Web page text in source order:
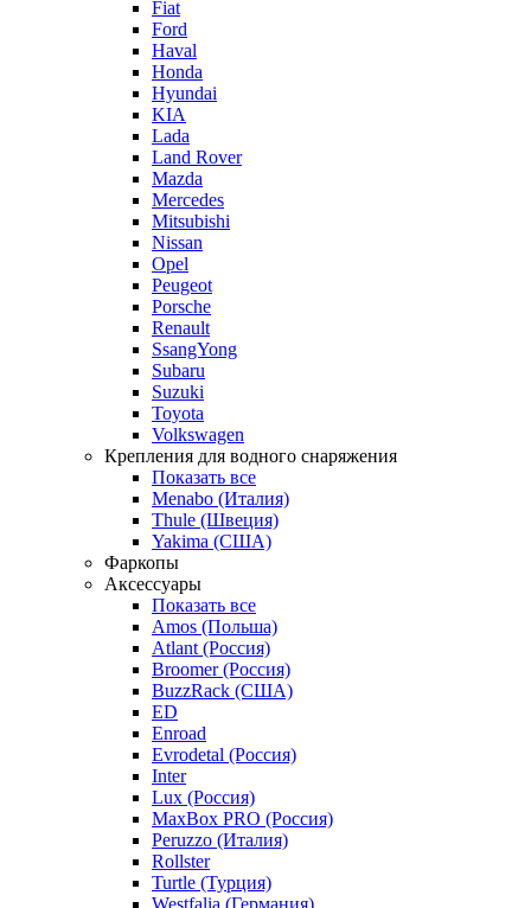
Fiat
Ford
Haval
Honda
Hyundai
KIA
Lada
Land Rover
Mazda
Mercedes
Mitsubishi
Nissan
Opel
Peugeot
Porsche
Renault
SsangYong
Subaru
Suzuki
Toyota
Volkswagen
Крепления для водного снаряжения
Показать все
Menabo (Италия)
Thule (Швеция)
Yakima (США)
Фаркопы
Аксессуары
Показать все
Amos (Польша)
Atlant (Россия)
Broomer (Россия)
BuzzRack (США)
ED
Enroad
Evrodetal (Россия)
Inter
Lux (Россия)
MaxBox PRO (Россия)
Peruzzo (Италия)
Rollster
Turtle (Турция)
Westfalia (Германия)